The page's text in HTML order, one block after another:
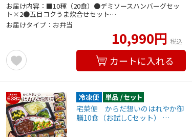
お届け内容：■10種（20食）●デミソースハンバーグセッ
ト×2●五目コクうま炊合せセット…
お届けタイプ：お弁当
10,990円 税込
カートに入れる
宅菜便 からだ想いのはれやか御
膳10食（お試しCセット） …